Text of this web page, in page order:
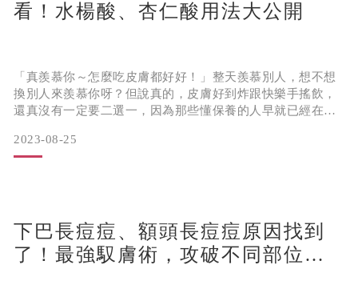
看！水楊酸、杏仁酸用法大公開
「真羨慕你～怎麼吃皮膚都好好！」整天羨慕別人，想不想
換別人來羨慕你呀？但說真的，皮膚好到炸跟快樂手搖飲，
還真沒有一定要二選一，因為那些懂保養的人早就已經在變
楊酸、杏仁酸用法與功效！
親愛的粉刺痘痘暴發戶們，痘痘等到長了再抗，往往是辛苦
的！用對方法事半功倍，用錯方法醜好幾年，現在就跟著T編
一起把抗痘保養知識學起來，一次搞懂水楊酸、杏仁酸功
2023-08-25
下巴長痘痘、額頭長痘痘原因找到
了！最強馭膚術，攻破不同部位痘